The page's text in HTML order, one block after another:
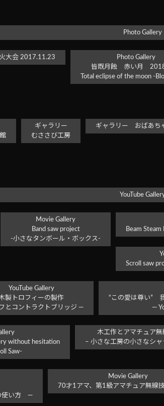
Photo Gallery
大会 2017.11.23
Photo Gallery
皆既月蝕 赤い月
Total eclipse of the moon -
ギャラリー
むささび工房
ギャラリー おばあち
YouTube
Movie Gallery
Band saw project
-小さなタンボール・ボックス-
Beam
Scroll saw
YouTube Gallery
製トロフィーの製作
とコントラクトブリッジ ―
“この愛は尊い”
―
without hesitation
Saw-
木工作とアマチュア無
– 小さな工房の小さなシャ
使い方 ―
Movie Gallery
70才1アマ、第1級アマチュア無線